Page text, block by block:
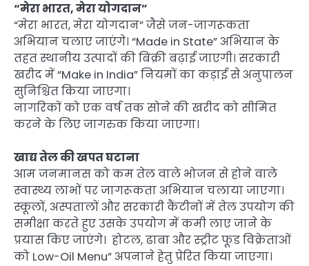
“मेरा भारत, मेरा योगदान”
“मेरा भारत, मेरा योगदान” जैसे जन-जागरूकता
अभियान चलाए जाएंगे। “Made in State” अभियान के
तहत स्थानीय उत्पादों की बिक्री बढ़ाई जाएगी। सरकारी
खरीद में “Make in India” नियमों का कड़ाई से अनुपालन
सुनिश्चित किया जाएगा।
नागरिकों को एक वर्ष तक सोने की खरीद को सीमित
करने के लिए जागरुक किया जाएगा।
खाद्य तेल की खपत घटाना
आम जनमानस को कम तेल वाले भोजन से होने वाले
स्वास्थ्य लाभों पर जागरूकता अभियान चलाया जाएगा।
स्कूलों, अस्पतालों और सरकारी कैंटीनों में तेल उपयोग की
समीक्षा करते हुए उसके उपयोग में कमी लाए जाने के
प्रयास किए जाएंगे। होटल, ढाबा और स्ट्रीट फूड विक्रेताओं
को Low-Oil Menu” अपनाने हेतु प्रेरित किया जाएगा।